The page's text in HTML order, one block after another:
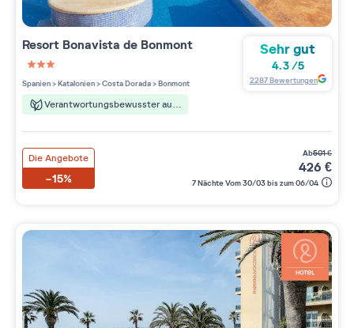
Resort Bonavista de Bonmont
3 étoiles sur 5
Spanien>Katalonien>Costa Dorada>Bonmont
Verantwortungsbewusster aufenthalt
Sehr gut
4.3/5
2287Bewertungen
Die Angebote
-15%
ab501€
426 €
7 Nächte Vom 30/03 bis zum 06/04